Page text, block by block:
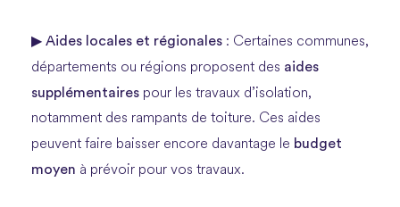
▶ Aides locales et régionales : Certaines communes,
départements ou régions proposent des aides
supplémentaires pour les travaux d’isolation,
notamment des rampants de toiture. Ces aides
peuvent faire baisser encore davantage le budget
moyen à prévoir pour vos travaux.